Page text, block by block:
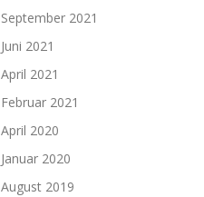
September 2021
Juni 2021
April 2021
Februar 2021
April 2020
Januar 2020
August 2019